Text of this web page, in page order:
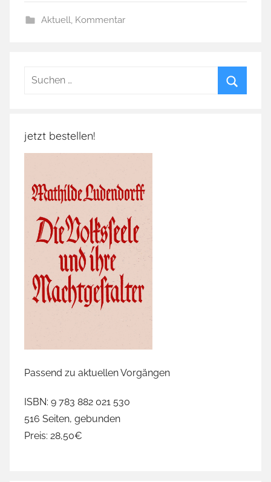
Aktuell Kommentar
Suchen
jetzt bestellen!
Passend zu aktuellen Vorgängen
ISBN: 9 783 882 021 530
516 Seiten, gebunden
Preis: 28,50€